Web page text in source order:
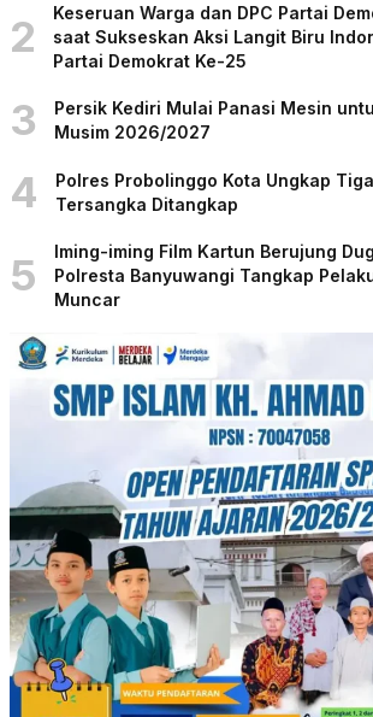
2
Keseruan Warga dan DPC Partai
saat Sukseskan Aksi Langit Biru
Partai Demokrat Ke-25
3
Persik Kediri Mulai Panasi Mesin
Musim 2026/2027
4
Polres Probolinggo Kota Ungkap
Tersangka Ditangkap
5
Iming-iming Film Kartun Berujung
Polresta Banyuwangi Tangkap
Muncar